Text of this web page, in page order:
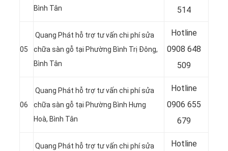
Bình Tân
514
05
Quang Phát hỗ trợ tư vấn chi phí sửa
chữa sàn gỗ tại Phường Bình Trị Đông,
Bình Tân
Hotline
0908 648
509
06
Quang Phát hỗ trợ tư vấn chi phí sửa
chữa sàn gỗ tại Phường Bình Hưng
Hoà, Bình Tân
Hotline
0906 655
679
Quang Phát hỗ trợ tư vấn chi phí sửa
Hotline